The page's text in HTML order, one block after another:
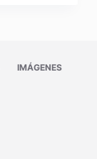
IMÁGENES